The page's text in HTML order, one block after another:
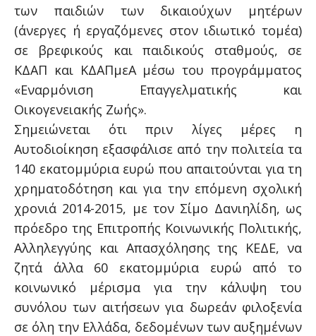
των παιδιών των δικαιούχων μητέρων
(άνεργες ή εργαζόμενες στον ιδιωτικό τομέα)
σε βρεφικούς και παιδικούς σταθμούς, σε
ΚΔΑΠ και ΚΔΑΠμεΑ μέσω του προγράμματος
«Εναρμόνιση Επαγγελματικής και
Οικογενειακής Ζωής».
Σημειώνεται ότι πριν λίγες μέρες η
Αυτοδιοίκηση εξασφάλισε από την πολιτεία τα
140 εκατομμύρια ευρώ που απαιτούνται για τη
χρηματοδότηση και για την επόμενη σχολική
χρονιά 2014-2015, με τον Σίμο Δανιηλίδη, ως
πρόεδρο της Επιτροπής Κοινωνικής Πολιτικής,
Αλληλεγγύης και Απασχόλησης της ΚΕΔΕ, να
ζητά άλλα 60 εκατομμύρια ευρώ από το
κοινωνικό μέρισμα για την κάλυψη του
συνόλου των αιτήσεων για δωρεάν φιλοξενία
σε όλη την Ελλάδα, δεδομένων των αυξημένων